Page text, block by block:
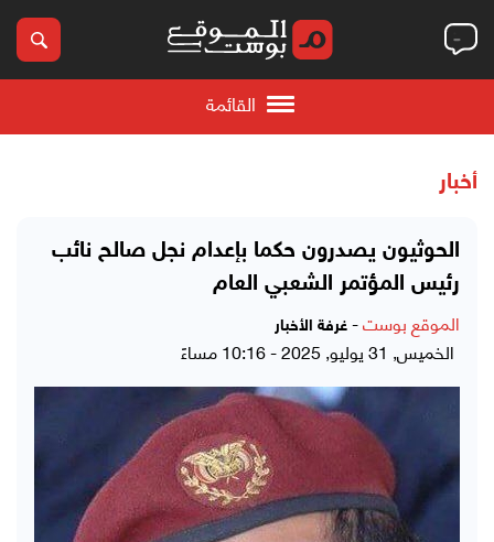
القائمة
أخبار
الحوثيون يصدرون حكما بإعدام نجل صالح نائب
رئيس المؤتمر الشعبي العام
الموقع بوست- غرفة الأخبار
الخميس, 31 يوليو, 2025 - 10:16 مساءً